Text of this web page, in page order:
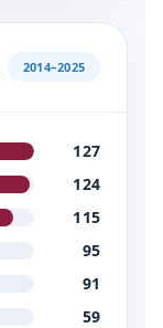
2014–2025
127
124
115
95
91
59